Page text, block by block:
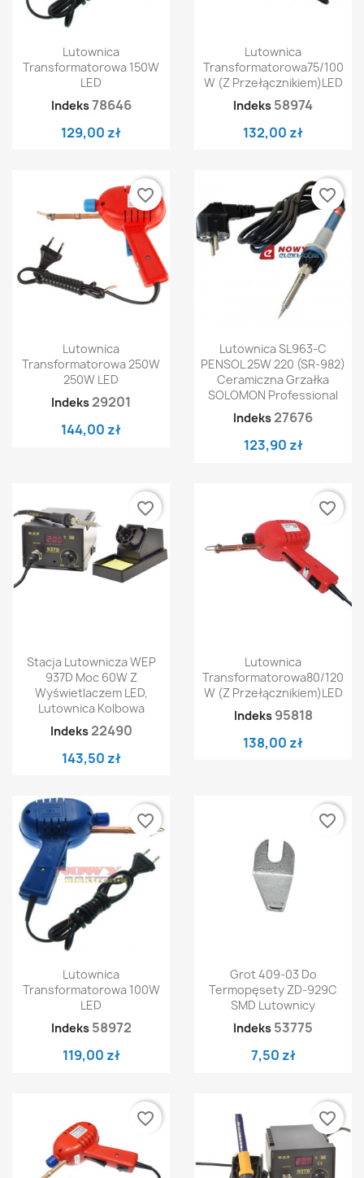
Lutownica
Transformatorowa 150W
LED
Indeks78646
129,00 zł
Lutownica
Transformatorowa75/100
W (z Przełącznikiem)LED
Indeks 58974
132,00 zł
Lutownica
Transformatorowa 250W
250W LED
Indeks 29201
144,00 zł
favorite_border
Lutownica SL963-C
PENSOL 25W 220 (SR-982)
Ceramiczna Grzałka
SOLOMON Professional
Indeks 27676
123,90 zł
favorite_border
Stacja Lutownicza WEP
937D Moc 60W Z
Wyświetlaczem LED,
Lutownica Kolbowa
Indeks 22490
143,50 zł
favorite_border
Lutownica
Transformatorowa80/120
W (z Przełącznikiem)LED
Indeks 95818
138,00 zł
favorite_border
Lutownica
Transformatorowa 100W
LED
Indeks 58972
119,00 zł
favorite_border
Grot 409-03 Do
Termopęsety ZD-929C
SMD Lutownicy
Indeks 53775
7,50 zł
favorite_border
favorite_border favorite_border